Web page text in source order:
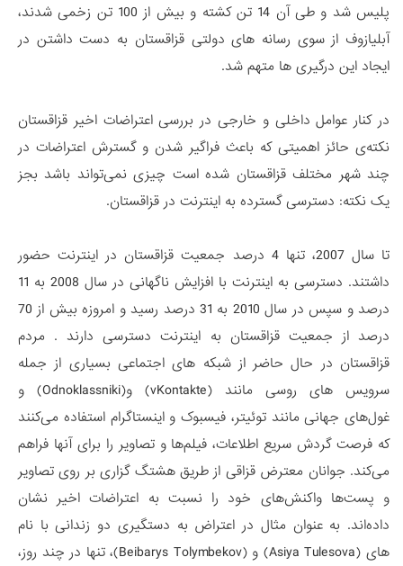
پلیس شد و طی آن 14 تن کشته و بیش از 100 تن زخمی شدند،
آبلیازوف از سوی رسانه های دولتی قزاقستان به دست داشتن در
ایجاد این درگیری ها متهم شد.
در کنار عوامل داخلی و خارجی در بررسی اعتراضات اخیر قزاقستان
نکته‌ی حائز اهمیتی که باعث فراگیر شدن و گسترش اعتراضات در
چند شهر مختلف قزاقستان شده است چیزی نمی‌تواند باشد بجز
یک نکته: دسترسی گسترده به اینترنت در قزاقستان.
تا سال 2007، تنها 4 درصد جمعیت قزاقستان در اینترنت حضور
داشتند. دسترسی به اینترنت با افزایش ناگهانی در سال 2008 به 11
درصد و سپس در سال 2010 به 31 درصد رسید و امروزه بیش از 70
درصد از جمعیت قزاقستان به اینترنت دسترسی دارند . مردم
قزاقستان در حال حاضر از شبکه های اجتماعی بسیاری از جمله
سرویس‌ های روسی مانند (vKontakte) و(Odnoklassniki) و
غول‌های جهانی مانند توئیتر، فیسبوک و اینستاگرام استفاده می‌کنند
که فرصت گردش سریع اطلاعات، فیلم‌ها و تصاویر را برای آنها فراهم
می‌کند. جوانان معترض قزاقی از طریق هشتگ گزاری بر روی تصاویر
و پست‌ها واکنش‌های خود را نسبت به اعتراضات اخیر نشان
داده‌اند. به عنوان مثال در اعتراض به دستگیری دو زندانی با نام
های (Asiya Tulesova) و (Beibarys Tolymbekov)، تنها در چند روز،